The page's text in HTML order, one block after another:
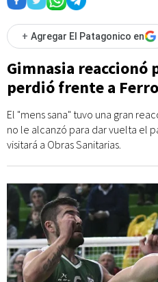
+ Agregar El Patagonico en
Gimnasia reaccionó
perdió frente a Ferro
El "mens sana" tuvo una gran
no le alcanzó para dar vuelta el
visitará a Obras Sanitarias.